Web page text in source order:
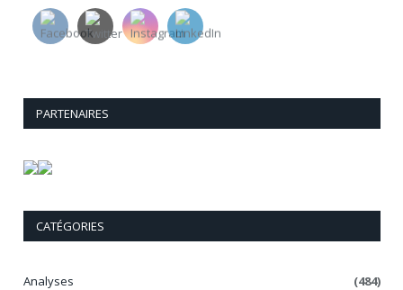
PARTENAIRES
CATÉGORIES
Analyses
(484)